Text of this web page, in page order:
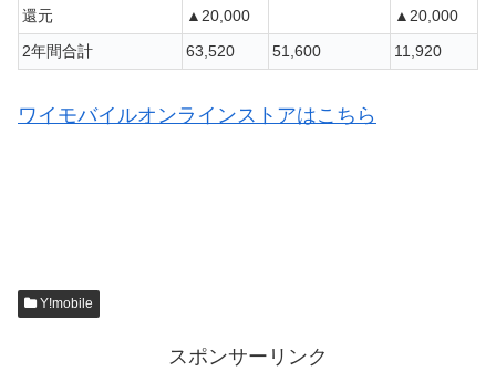
還元
▲20,000
▲20,000
2年間合計
63,520 51,600 11,920
ワイモバイルオンラインストアはこちら
Y!mobile
スポンサーリンク